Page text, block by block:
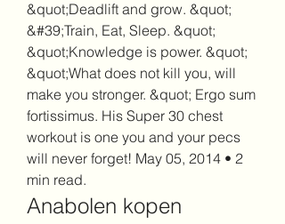
&quot;Deadlift and grow. &quot;
&#39;Train, Eat, Sleep. &quot;
&quot;Knowledge is power. &quot;
&quot;What does not kill you, will
make you stronger. &quot; Ergo sum
fortissimus. His Super 30 chest
workout is one you and your pecs
will never forget! May 05, 2014 • 2
min read.
Anabolen kopen